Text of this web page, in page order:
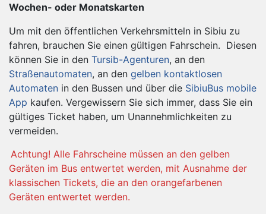
Wochen- oder Monatskarten
Um mit den öffentlichen Verkehrsmitteln in Sibiu zu
fahren, brauchen Sie einen gültigen Fahrschein. Diesen
können Sie in den Tursib-Agenturen, an den
Straßenautomaten, an den gelben kontaktlosen
Automaten in den Bussen und über die SibiuBus mobile
App kaufen. Vergewissern Sie sich immer, dass Sie ein
gültiges Ticket haben, um Unannehmlichkeiten zu
vermeiden.
Achtung! Alle Fahrscheine müssen an den gelben
Geräten im Bus entwertet werden, mit Ausnahme der
klassischen Tickets, die an den orangefarbenen
Geräten entwertet werden.